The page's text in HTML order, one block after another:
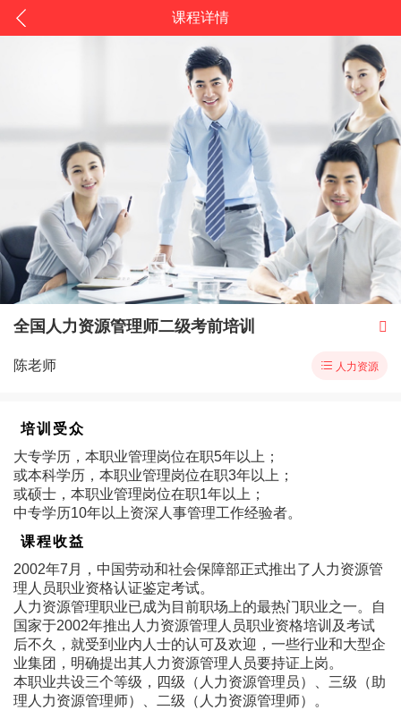
课程详情
全国人力资源管理师二级考前培训 
陈老师  人力资源
培训受众
大专学历，本职业管理岗位在职5年以上；
或本科学历，本职业管理岗位在职3年以上；
或硕士，本职业管理岗位在职1年以上；
中专学历10年以上资深人事管理工作经验者。
课程收益
2002年7月，中国劳动和社会保障部正式推出了人力资源管
理人员职业资格认证鉴定考试。
人力资源管理职业已成为目前职场上的最热门职业之一。自
国家于2002年推出人力资源管理人员职业资格培训及考试
后不久，就受到业内人士的认可及欢迎，一些行业和大型企
业集团，明确提出其人力资源管理人员要持证上岗。
本职业共设三个等级，四级（人力资源管理员）、三级（助
理人力资源管理师）、二级（人力资源管理师）。